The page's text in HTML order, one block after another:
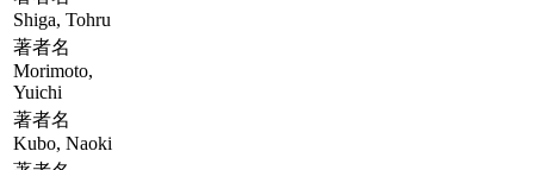
Shiga, Tohru
著者名
Morimoto,
Yuichi
著者名
Kubo, Naoki